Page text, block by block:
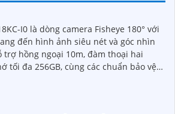
I0 là dòng camera Fisheye 180° với
đến hình ảnh siêu nét và góc nhìn
tối đa 256GB, cùng các chuẩn bảo vệ